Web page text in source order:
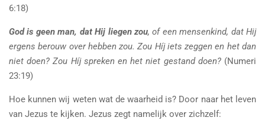
6:18)
God is geen man, dat Hij liegen zou, of een mensenkind, dat Hij
ergens berouw over hebben zou. Zou Híj iets zeggen en het dan
niet doen? Zou Híj spreken en het niet gestand doen?(Numeri
23:19)
Hoe kunnen wij weten wat de waarheid is? Door naar het leven
van Jezus te kijken. Jezus zegt namelijk over zichzelf: